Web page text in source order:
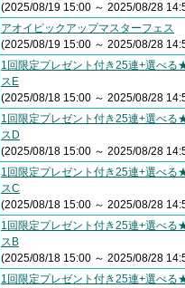
(2025/08/19 15:00 ～ 2025/08/28
アオイピックアップマスターフェス
(2025/08/19 15:00 ～ 2025/08/28
1回限定プレゼント付き25連+選べる
スE
(2025/08/18 15:00 ～ 2025/08/28
1回限定プレゼント付き25連+選べる
スD
(2025/08/18 15:00 ～ 2025/08/28
1回限定プレゼント付き25連+選べる
スC
(2025/08/18 15:00 ～ 2025/08/28
1回限定プレゼント付き25連+選べる
スB
(2025/08/18 15:00 ～ 2025/08/28
1回限定プレゼント付き25連+選べる